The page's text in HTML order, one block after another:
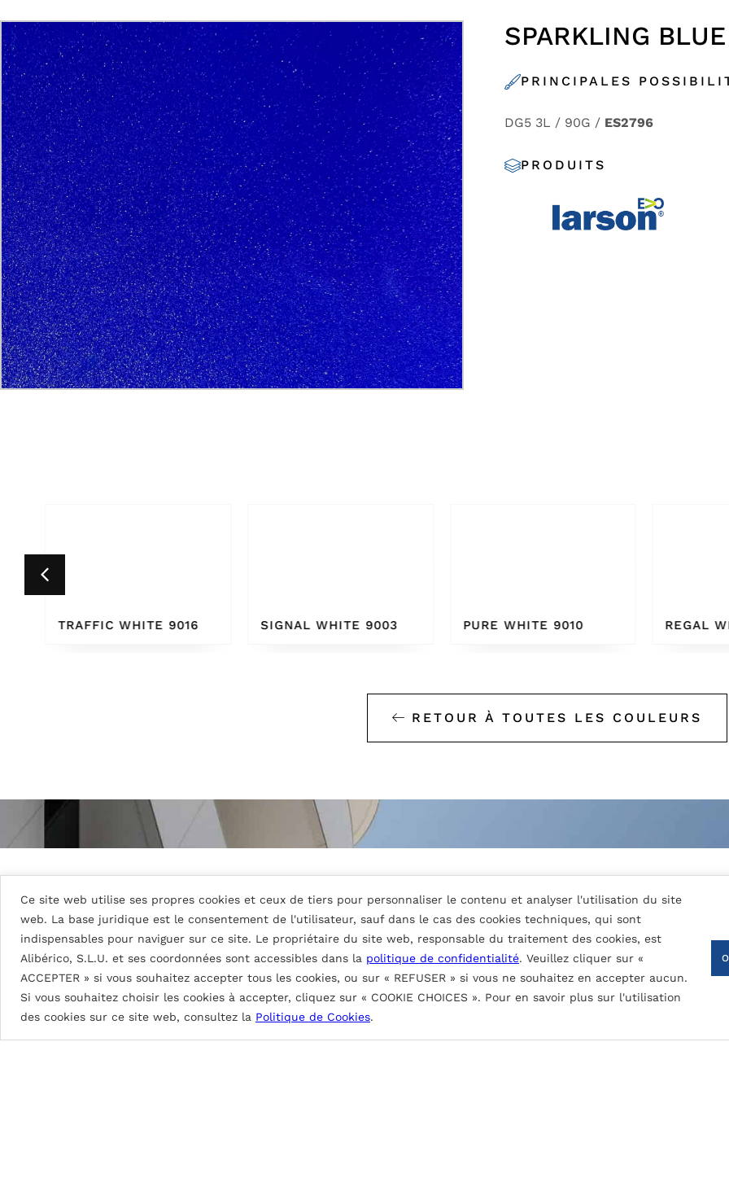
Ce site web utilise ses propres cookies et ceux de tiers pour personnaliser le contenu et analyser l'utilisation du site
web. La base juridique est le consentement de l'utilisateur, sauf dans le cas des cookies techniques, qui sont
indispensables pour naviguer sur ce site. Le propriétaire du site web, responsable du traitement des cookies, est
Alibérico, S.L.U. et ses coordonnées sont accessibles dans la politique de confidentialité. Veuillez cliquer sur «
ACCEPTER » si vous souhaitez accepter tous les cookies, ou sur « REFUSER » si vous ne souhaitez en accepter aucun.
Si vous souhaitez choisir les cookies à accepter, cliquez sur « COOKIE CHOICES ». Pour en savoir plus sur l'utilisation
des cookies sur ce site web, consultez la Politique de Cookies.
SPARKLING BLUE
PRINCIPALES
DG5 3L / 90G / ES2796
PRODUITS
SIGNAL WHITE 9003 PURE WHITE 9010 REGAL WHITE BONE
RETOUR À TOUTES LES COULEURS
Détails du tableau
DG5 (High Durable Polyester)
Peinture à base de résines HDP. Épaisseurs de peinture nominale (fonction du type de revêtement):